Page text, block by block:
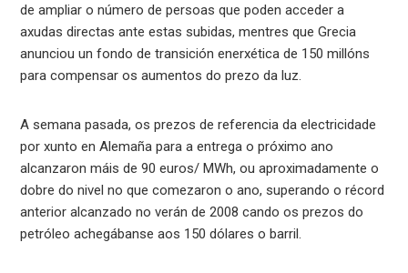
de ampliar o número de persoas que poden acceder a
axudas directas ante estas subidas, mentres que Grecia
anunciou un fondo de transición enerxética de 150 millóns
para compensar os aumentos do prezo da luz.
A semana pasada, os prezos de referencia da electricidade
por xunto en Alemaña para a entrega o próximo ano
alcanzaron máis de 90 euros/ MWh, ou aproximadamente o
dobre do nivel no que comezaron o ano, superando o récord
anterior alcanzado no verán de 2008 cando os prezos do
petróleo achegábanse aos 150 dólares o barril.